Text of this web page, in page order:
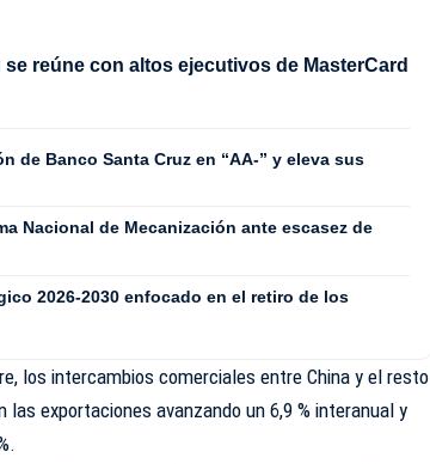
se reúne con altos ejecutivos de MasterCard
de Banco Santa Cruz en “AA-” y eleva sus
Nacional de Mecanización ante escasez de
2026-2030 enfocado en el retiro de los
los intercambios comerciales entre China y el resto
las exportaciones avanzando un 6,9 % interanual y